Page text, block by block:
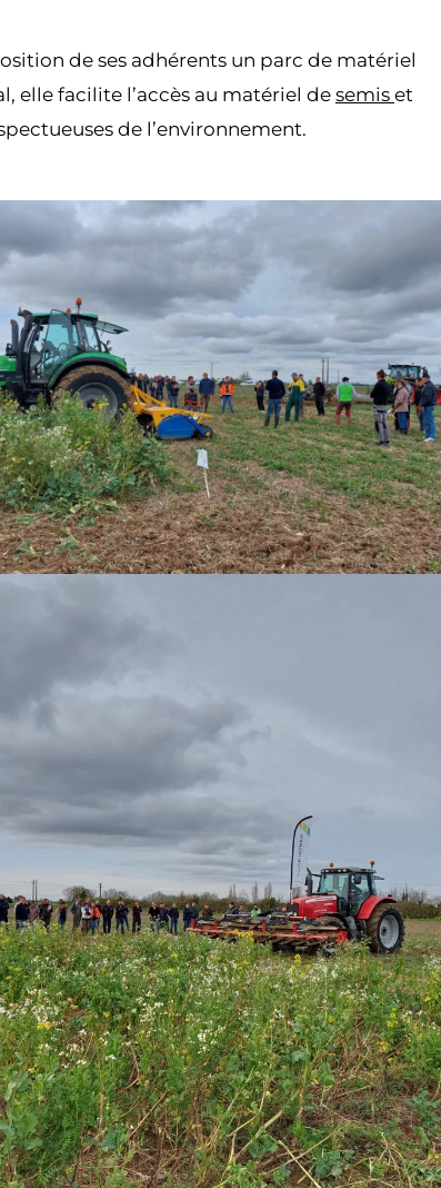
de ses adhérents un parc de matériel
elle facilite l’accès au matériel desemis et
de l’environnement.